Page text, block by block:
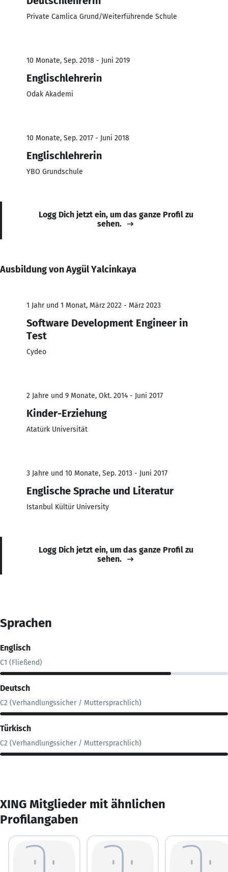
Private Camlica Grund/Weiterführende Schule
10 Monate, Sep. 2018 - Juni 2019
Englischlehrerin
Odak Akademi
10 Monate, Sep. 2017 - Juni 2018
Englischlehrerin
YBO Grundschule
Logg Dich jetzt ein, um das ganze Profil zu
sehen.
Ausbildung von Aygül Yalcinkaya
1 Jahr und 1 Monat, März 2022 - März 2023
Software Development Engineer in
Test
Cydeo
2 Jahre und 9 Monate, Okt. 2014 - Juni 2017
Kinder-Erziehung
Atatürk Universität
3 Jahre und 10 Monate, Sep. 2013 - Juni 2017
Englische Sprache und Literatur
Istanbul Kültür University
Logg Dich jetzt ein, um das ganze Profil zu
sehen.
Sprachen
Englisch
C1 (Fließend)
Deutsch
C2 (Verhandlungssicher / Muttersprachlich)
Türkisch
C2 (Verhandlungssicher / Muttersprachlich)
XING Mitglieder mit ähnlichen
Profilangaben